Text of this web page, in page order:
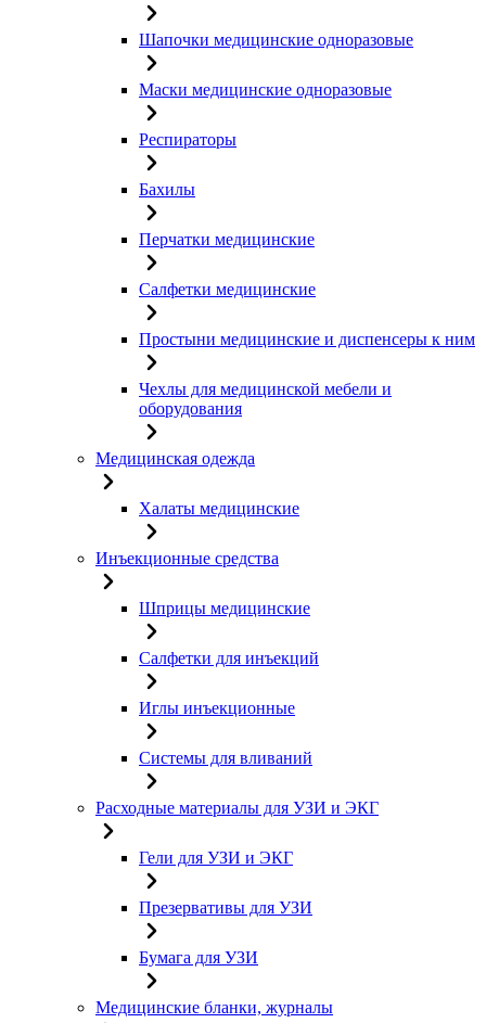
Шапочки медицинские одноразовые
Маски медицинские одноразовые
Респираторы
Бахилы
Перчатки медицинские
Салфетки медицинские
Простыни медицинские и диспенсеры к ним
Чехлы для медицинской мебели и
оборудования
Медицинская одежда
Халаты медицинские
Инъекционные средства
Шприцы медицинские
Салфетки для инъекций
Иглы инъекционные
Системы для вливаний
Расходные материалы для УЗИ и ЭКГ
Гели для УЗИ и ЭКГ
Презервативы для УЗИ
Бумага для УЗИ
Медицинские бланки, журналы